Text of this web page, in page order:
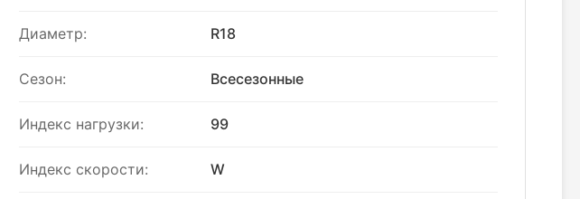
Диаметр: R18
Сезон: Всесезонные
Индекс нагрузки: 99
Индекс скорости: W